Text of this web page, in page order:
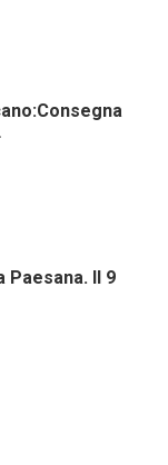
Paesana. Il 9